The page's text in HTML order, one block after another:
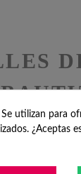
nunca falla
utilizan para
¿Aceptas